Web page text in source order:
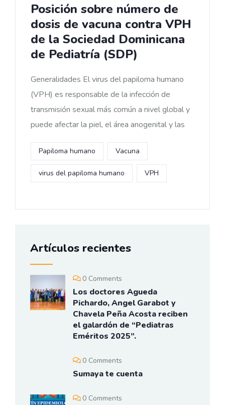
Posición sobre número de
dosis de vacuna contra VPH
de la Sociedad Dominicana
de Pediatría (SDP)
Generalidades El virus del papiloma humano
(VPH) es responsable de la infección de
transmisión sexual más común a nivel global y
puede afectar la piel, el área anogenital y las
Papiloma humano Vacuna
virus del papiloma humano VPH
Artículos recientes
0 Comments
Los doctores Agueda
Pichardo, Angel Garabot y
Chavela Peña Acosta reciben
el galardón de “Pediatras
Eméritos 2025”.
0 Comments
Sumaya te cuenta
0 Comments